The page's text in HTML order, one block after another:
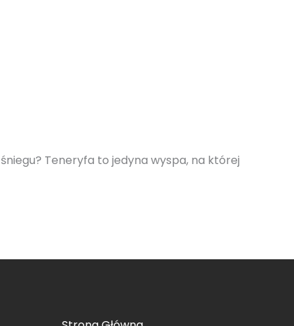
Teneryfa to jedyna wyspa, na której